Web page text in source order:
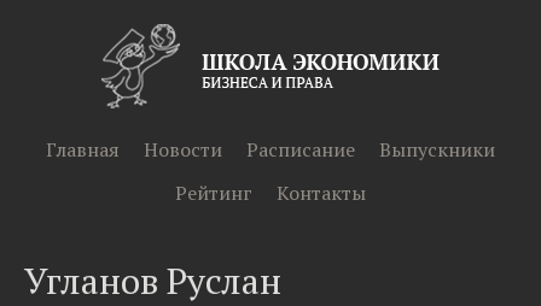
Главная Новости Расписание
Выпускники
Рейтинг
Контакты
Угланов Руслан